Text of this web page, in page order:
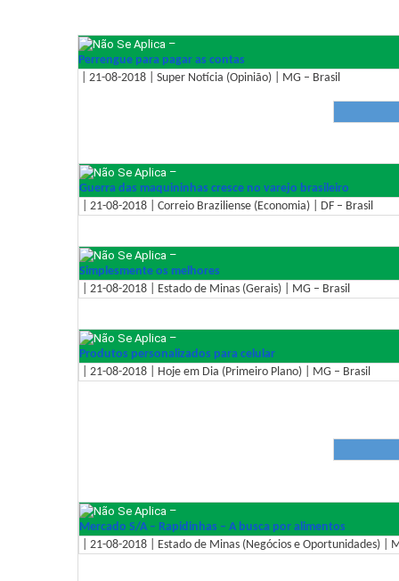
–
Perrengue para pagar as contas
| 21-08-2018 | Super Notícia (Opinião) | MG – Brasil
–
Guerra das maquininhas cresce no varejo brasileiro
| 21-08-2018 | Correio Braziliense (Economia) | DF – Brasil
–
Simplesmente os melhores
| 21-08-2018 | Estado de Minas (Gerais) | MG – Brasil
–
Produtos personalizados para celular
| 21-08-2018 | Hoje em Dia (Primeiro Plano) | MG – Brasil
–
Mercado S/A – Rapidinhas – A busca por alimentos
| 21-08-2018 | Estado de Minas (Negócios e Oportunidades) |